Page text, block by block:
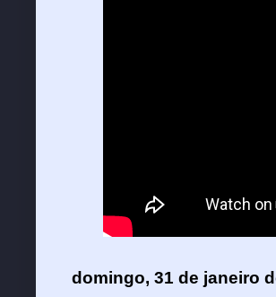
domingo, 31 de janeiro